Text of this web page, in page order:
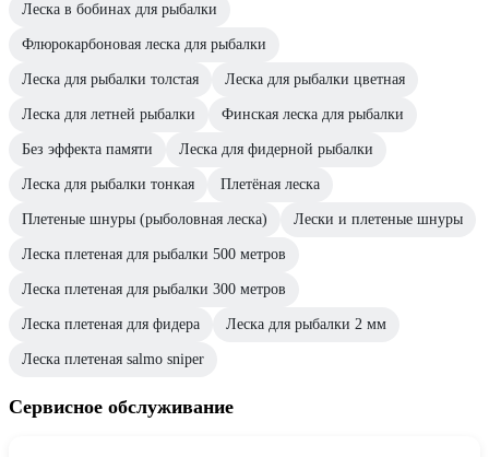
Леска в бобинах для рыбалки
Флюрокарбоновая леска для рыбалки
Леска для рыбалки толстая Леска для рыбалки цветная
Леска для летней рыбалки Финская леска для рыбалки
Без эффекта памяти Леска для фидерной рыбалки
Леска для рыбалки тонкая Плетёная леска
Плетеные шнуры (рыболовная леска) Лески и плетеные шнуры
Леска плетеная для рыбалки 500 метров
Леска плетеная для рыбалки 300 метров
Леска плетеная для фидера Леска для рыбалки 2 мм
Леска плетеная salmo sniper
Сервисное обслуживание